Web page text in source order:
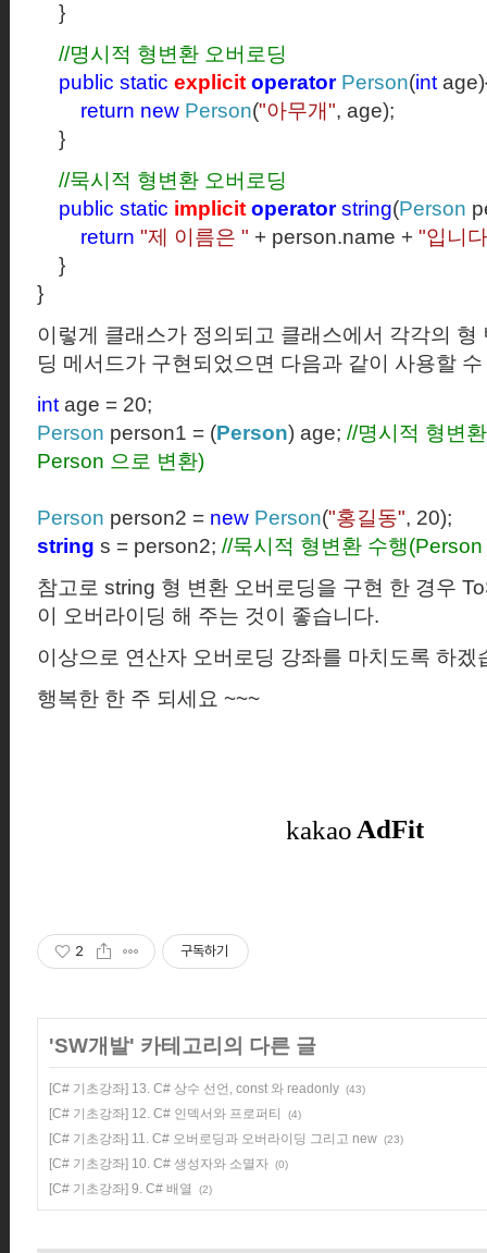
}
//명시적 형변환 오버로딩
public static explicit operator Person(int
return new Person("아무개", age);
}
//묵시적 형변환 오버로딩
public static implicit operator string(Person
return "제 이름은 " + person.name + "입니다
}
}
이렇게 클래스가 정의되고 클래스에서 각각의 형
딩 메서드가 구현되었으면 다음과 같이 사용할
int age = 20;
Person person1 = (Person) age; //명시적 형변
Person 으로 변환)
Person person2 = new Person("홍길동", 20);
string s = person2; //묵시적 형변환 수행
참고로 string 형 변환 오버로딩을 구현 한 경우
이 오버라이딩 해 주는 것이 좋습니다.
이상으로 연산자 오버로딩 강좌를 마치도록 하겠
행복한 한 주 되세요 ~~~
2 구독하기
'SW개발' 카테고리의 다른 글
[C# 기초강좌] 13. C# 상수 선언, const 와 readonly (43)
[C# 기초강좌] 12. C# 인덱서와 프로퍼티 (4)
[C# 기초강좌] 11. C# 오버로딩과 오버라이딩 그리고 new (23)
[C# 기초강좌] 10. C# 생성자와 소멸자 (0)
[C# 기초강좌] 9. C# 배열 (2)